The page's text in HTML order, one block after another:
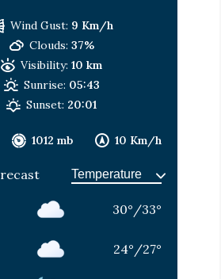
1012 mb 10 Km/h
Wind Gust: 9 Km/h
Clouds: 37%
Visibility: 10 km
Sunrise: 05:43
Sunset: 20:01
30° /33°
24° /27°